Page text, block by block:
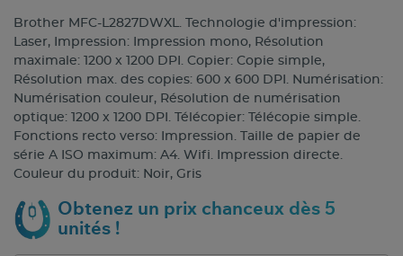
Brother MFC-L2827DWXL. Technologie d'impression:
Laser, Impression: Impression mono, Résolution
maximale: 1200 x 1200 DPI. Copier: Copie simple,
Résolution max. des copies: 600 x 600 DPI. Numérisation:
Numérisation couleur, Résolution de numérisation
optique: 1200 x 1200 DPI. Télécopier: Télécopie simple.
Fonctions recto verso: Impression. Taille de papier de
série A ISO maximum: A4. Wifi. Impression directe.
Couleur du produit: Noir, Gris
Obtenez un prix chanceux dès 5
unités !